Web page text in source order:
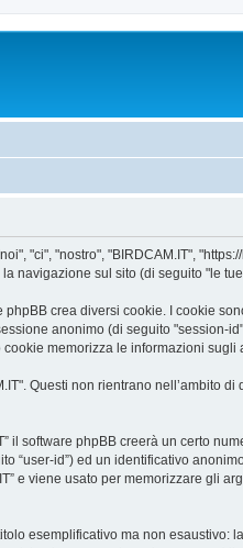
"ci", "nostro", "BIRDCAM.IT",
navigazione sul sito (di seguito "le
crea diversi cookie. I cookie
anonimo (di seguito "session-
memorizza le informazioni
Questi non rientrano nell’ambito
il software phpBB creerà un certo
id”) ed un identificativo
e viene usato per memorizzare gli
esemplificativo ma non